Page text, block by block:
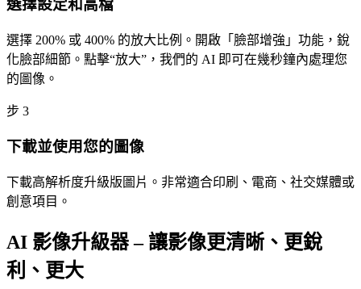
選擇設定和高檔
選擇 200% 或 400% 的放大比例。開啟「臉部增強」功能，銳
化臉部細節。點擊“放大”，我們的 AI 即可在幾秒鐘內處理您
的圖像。
步 3
下載並使用您的圖像
下載高解析度升級版圖片。非常適合印刷、電商、社交媒體或
創意項目。
AI 影像升級器 – 讓影像更清晰、更銳
利、更大